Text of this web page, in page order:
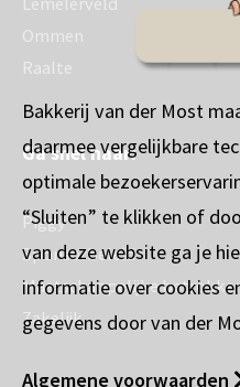
Ommen
Raalte
Ga snel naar:
Piggy
Sponsorbeleid
Maatschappelijke
Zakelijk
Bakkerij van der Most
daarmee vergelijkbare
optimale
“Sluiten” te klikken of
van deze website ga je
informatie over cookies
gegevens door van der
Algemene voorwaarden